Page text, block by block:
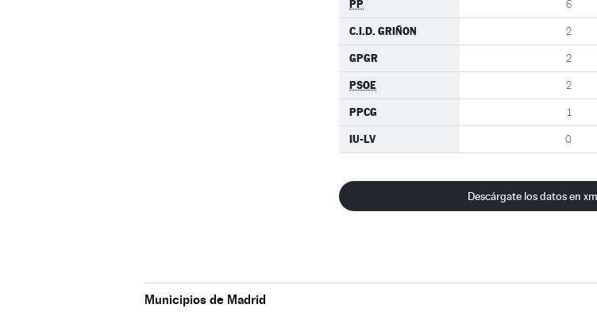
PP 6
C.I.D. GRIÑON 2
GPGR 2
PSOE 2
PPCG 1
IU-LV 0
Descárgate los datos en
Municipios de Madrid